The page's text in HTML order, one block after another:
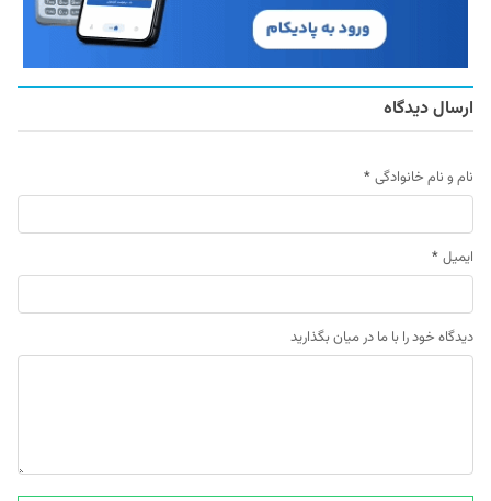
ارسال دیدگاه
نام و نام خانوادگی *
ایمیل *
دیدگاه خود را با ما در میان بگذارید